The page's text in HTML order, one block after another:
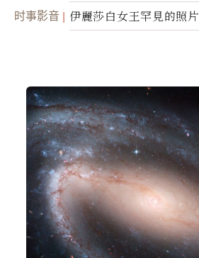
时事影音 伊麗莎白女王罕見的照片